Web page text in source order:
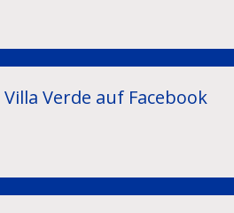
Villa Verde auf Facebook